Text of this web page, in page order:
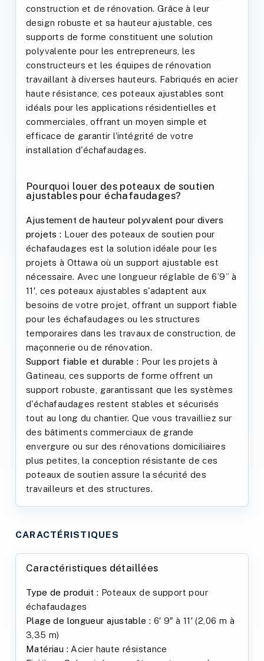
construction et de rénovation. Grâce à leur
design robuste et sa hauteur ajustable, ces
supports de forme constituent une solution
polyvalente pour les entrepreneurs, les
constructeurs et les équipes de rénovation
travaillant à diverses hauteurs. Fabriqués en acier
haute résistance, ces poteaux ajustables sont
idéals pour les applications résidentielles et
commerciales, offrant un moyen simple et
efficace de garantir l'intégrité de votre
installation d'échafaudages.
Pourquoi louer des poteaux de soutien
ajustables pour échafaudages?
Ajustement de hauteur polyvalent pour divers
projets : Louer des poteaux de soutien pour
échafaudages est la solution idéale pour les
projets à Ottawa où un support ajustable est
nécessaire. Avec une longueur réglable de 6’9” à
11′, ces poteaux ajustables s'adaptent aux
besoins de votre projet, offrant un support fiable
pour les échafaudages ou les structures
temporaires dans les travaux de construction, de
maçonnerie ou de rénovation.
Support fiable et durable : Pour les projets à
Gatineau, ces supports de forme offrent un
support robuste, garantissant que les systèmes
d'échafaudages restent stables et sécurisés
tout au long du chantier. Que vous travailliez sur
des bâtiments commerciaux de grande
envergure ou sur des rénovations domiciliaires
plus petites, la conception résistante de ces
poteaux de soutien assure la sécurité des
travailleurs et des structures.
CARACTÉRISTIQUES
Caractéristiques détaillées
Type de produit : Poteaux de support pour
échafaudages
Plage de longueur ajustable : 6′ 9″ à 11′ (2,06 m à
3,35 m)
Matériau :Acier haute résistance